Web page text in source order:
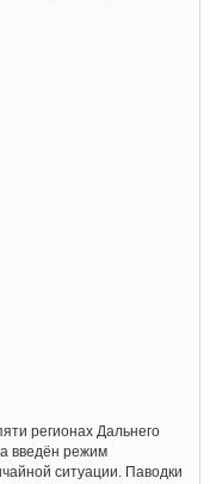
регионах Дальнего
введён режим
ситуации. Паводки